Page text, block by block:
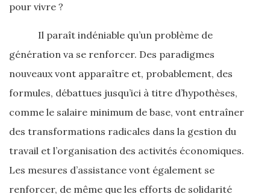
pour vivre ?
Il paraît indéniable qu’un problème de
génération va se renforcer. Des paradigmes
nouveaux vont apparaître et, probablement, des
formules, débattues jusqu’ici à titre d’hypothèses,
comme le salaire minimum de base, vont entraîner
des transformations radicales dans la gestion du
travail et l’organisation des activités économiques.
Les mesures d’assistance vont également se
renforcer, de même que les efforts de solidarité